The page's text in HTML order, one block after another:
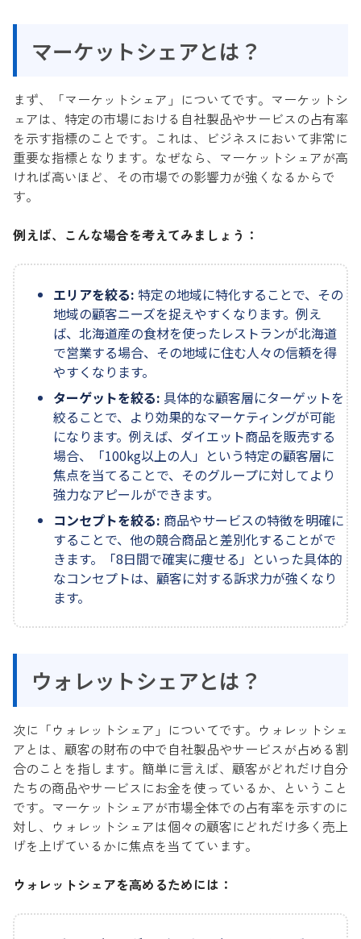
マーケットシェアとは？
まず、「マーケットシェア」についてです。マーケットシ
ェアは、特定の市場における自社製品やサービスの占有率
を示す指標のことです。これは、ビジネスにおいて非常に
重要な指標となります。なぜなら、マーケットシェアが高
ければ高いほど、その市場での影響力が強くなるからで
す。
例えば、こんな場合を考えてみましょう：
エリアを絞る: 特定の地域に特化することで、その
地域の顧客ニーズを捉えやすくなります。例え
ば、北海道産の食材を使ったレストランが北海道
で営業する場合、その地域に住む人々の信頼を得
やすくなります。
ターゲットを絞る: 具体的な顧客層にターゲットを
絞ることで、より効果的なマーケティングが可能
になります。例えば、ダイエット商品を販売する
場合、「100kg以上の人」という特定の顧客層に
焦点を当てることで、そのグループに対してより
強力なアピールができます。
コンセプトを絞る: 商品やサービスの特徴を明確に
することで、他の競合商品と差別化することがで
きます。「8日間で確実に痩せる」といった具体的
なコンセプトは、顧客に対する訴求力が強くなり
ます。
ウォレットシェアとは？
次に「ウォレットシェア」についてです。ウォレットシェ
アとは、顧客の財布の中で自社製品やサービスが占める割
合のことを指します。簡単に言えば、顧客がどれだけ自分
たちの商品やサービスにお金を使っているか、ということ
です。マーケットシェアが市場全体での占有率を示すのに
対し、ウォレットシェアは個々の顧客にどれだけ多く売上
げを上げているかに焦点を当てています。
ウォレットシェアを高めるためには：